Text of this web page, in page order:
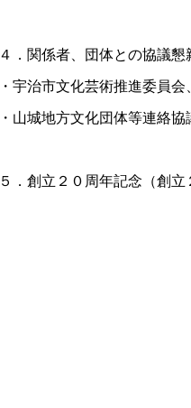
４．関係者、団体との協議懇
・宇治市文化芸術推進委員
・山城地方文化団体等連絡
５．創立２０周年記念（創